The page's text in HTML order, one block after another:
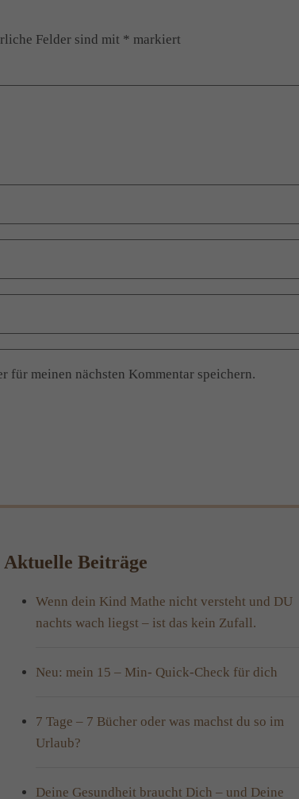
Felder sind mit * markiert
für meinen nächsten Kommentar speichern.
Aktuelle Beiträge
Wenn dein Kind Mathe nicht versteht und DU
nachts wach liegst – ist das kein Zufall.
Neu: mein 15 – Min- Quick-Check für dich
7 Tage – 7 Bücher oder was machst du so im
Urlaub?
Deine Gesundheit braucht Dich – und Deine